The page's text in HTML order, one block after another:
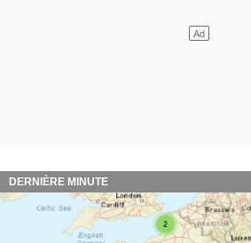
DERNIÈRE MINUTE